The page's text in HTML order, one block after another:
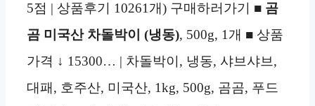
5점 | 상품후기 10261개) 구매하러가기 ■ 곰
곰 미국산 차돌박이 (냉동), 500g, 1개 ■ 상품
가격 ↓ 15300… | 차돌박이, 냉동, 샤브샤브,
대패, 호주산, 미국산, 1kg, 500g, 곰곰, 푸드